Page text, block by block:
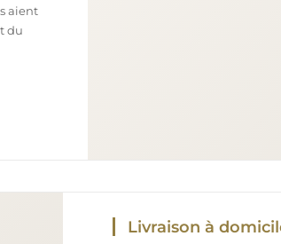
aient
du
Livraison à